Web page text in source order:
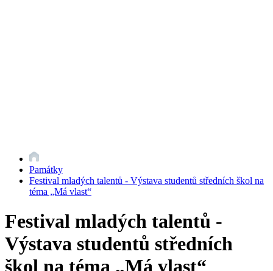
Památky
Festival mladých talentů - Výstava studentů středních škol na
téma „Má vlast“
Festival mladých talentů -
Výstava studentů středních
škol na téma „Má vlast“